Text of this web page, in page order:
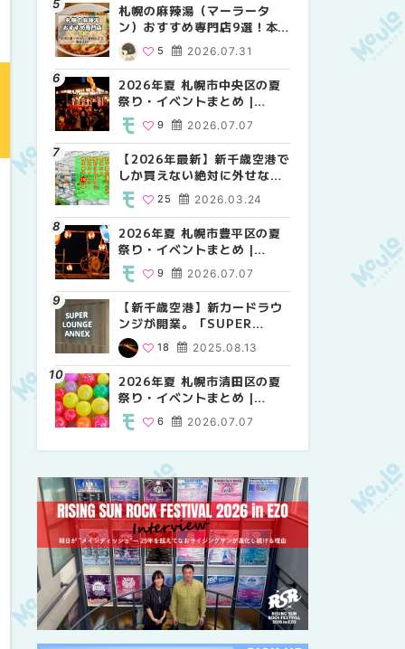
札幌の麻辣湯（マーラータ
ン）おすすめ専門店9選！本
場の量り売りから最新店まで
徹底比較 | MouLa
HOKKAIDO
2026.07.31
5
2026年夏 札幌市中央区の夏
祭り・イベントまとめ |
MouLa HOKKAIDO
2026.07.07
9
【2026年最新】新千歳空港で
しか買えない絶対に外せない
限定スイーツ・焼き菓子18選
| MouLa HOKKAIDO
2026.03.24
25
2026年夏 札幌市豊平区の夏
祭り・イベントまとめ |
MouLa HOKKAIDO
2026.07.07
9
【新千歳空港】新カードラウ
ンジが開業。「SUPER
LOUNGE ANNEX（スーパー
ラウンジアネックス）」をご
紹介！！ | MouLa
HOKKAIDO
2025.08.13
18
2026年夏 札幌市清田区の夏
祭り・イベントまとめ |
MouLa HOKKAIDO
2026.07.07
6
2026年夏 札幌市手稲区の夏
祭り・イベントまとめ |
10
2026年夏 札幌市南区の夏祭
り・イベントまとめ |
8
2026年夏 札幌市清田区の夏
祭り・イベントまとめ |
6
2026年夏 札幌市豊平区の夏
祭り・イベントまとめ |
9
2026年夏 札幌市中央区の夏
祭り・イベントまとめ |
9
2026年夏 恵庭市・千歳市の
夏祭り・イベントまとめ |
9
2026年夏 札幌市手稲区の夏
祭り・イベントまとめ |
10
2026年夏 札幌市清田区の夏
祭り・イベントまとめ |
6
札幌の麻辣湯（マーラータ
ン）おすすめ専門店6選！本
徹底比較 | MouLa
HOKKAIDO
5
【2026年最新】新千歳空港で
しか買えない絶対に外せない
限定スイーツ・焼き菓子18選
| MouLa HOKKAIDO
25
【新千歳空港】新カードラウ
ンジが開業。「SUPER
ラウンジアネックス）」をご
紹介！！ | MouLa
HOKKAIDO
18
2026年夏 札幌市豊平区の夏
祭り・イベントまとめ |
9